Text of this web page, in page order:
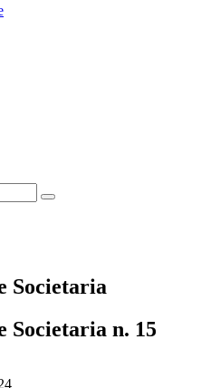
Societaria
Societaria n. 15